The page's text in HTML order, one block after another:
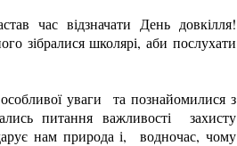
час відзначати День довкілля!
зібралися школярі, аби послухати
уваги та познайомилися з
питання важливості захисту
нам природа і, водночас, чому